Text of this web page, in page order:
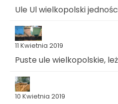
Ule Ul wielkopolski
11 Kwietnia 2019
Puste ule wielkopolskie,
10 Kwietnia 2019